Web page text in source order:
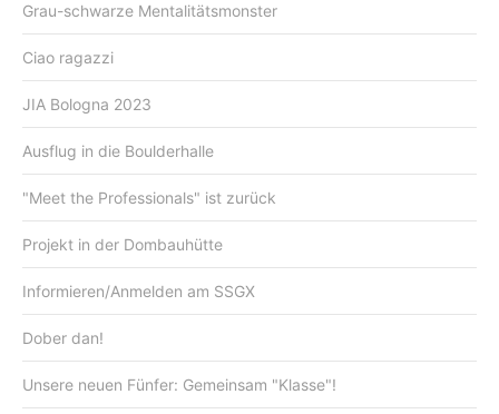
Grau-schwarze Mentalitätsmonster
Ciao ragazzi
JIA Bologna 2023
Ausflug in die Boulderhalle
"Meet the Professionals" ist zurück
Projekt in der Dombauhütte
Informieren/Anmelden am SSGX
Dober dan!
Unsere neuen Fünfer: Gemeinsam "Klasse"!